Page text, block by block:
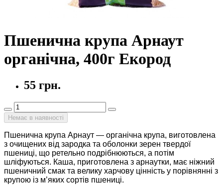
Пшенична крупа Арнаут
органічна, 400г Екород
55 грн.
Немає в наявності
Пшенична крупа Арнаут — органічна крупа, виготовлена
з очищених від зародка та оболонки зерен твердої
пшениці, що ретельно подрібнюються, а потім
шліфуються. Каша, приготовлена з арнаутки, має ніжний
пшеничний смак та велику харчову цінність у порівнянні з
крупою із м’яких сортів пшениці.